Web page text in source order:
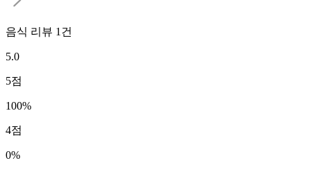
음식 리뷰 1 건
5.0
5점
100%
4점
0%